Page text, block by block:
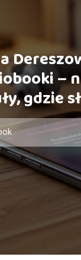
–
gdzie